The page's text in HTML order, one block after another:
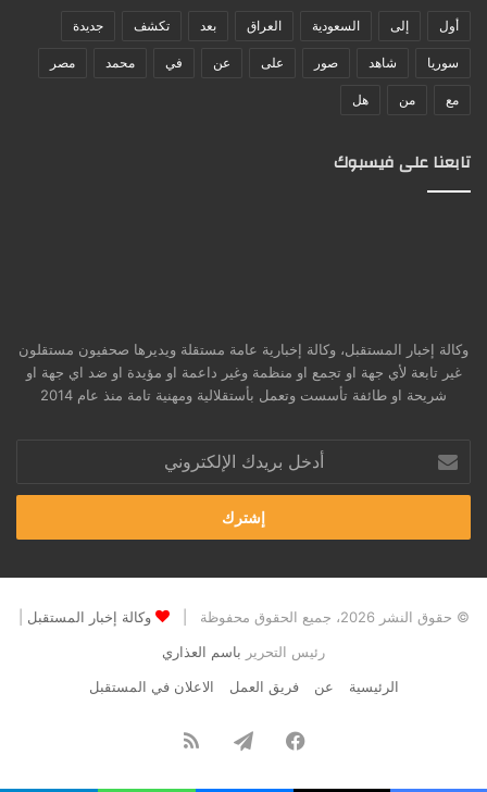
أول إلى السعودية العراق بعد تكشف جديدة
سوريا شاهد صور على عن في محمد مصر
مع من هل
تابعنا على فيسبوك
وكالة إخبار المستقبل، وكالة إخبارية عامة مستقلة ويديرها صحفيون مستقلون
غير تابعة لأي جهة او تجمع او منظمة وغير داعمة او مؤيدة او ضد اي جهة او
شريحة او طائفة تأسست وتعمل بأستقلالية ومهنية تامة منذ عام 2014
بريدك
الإلكتروني
© حقوق النشر 2026، جميع الحقوق محفوظة | وكالة إخبار المستقبل
رئيس التحرير باسم العذاري
الرئيسية
عن فريق العمل الاعلان في المستقبل
فيسبوكتيلقرامملخص